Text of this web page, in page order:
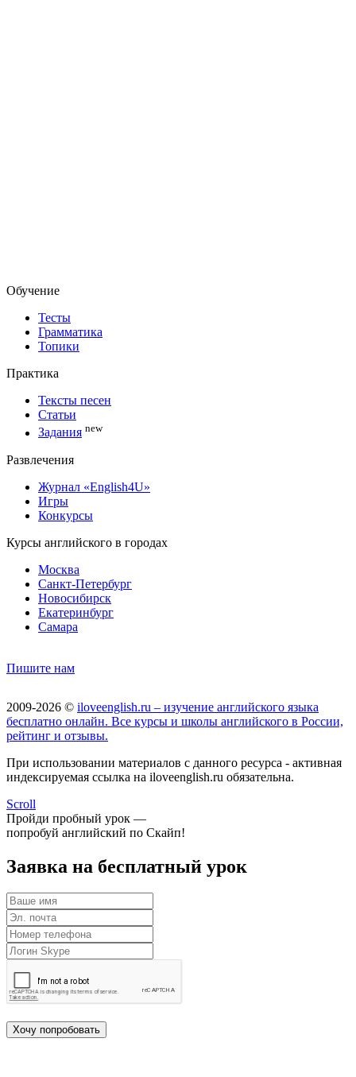
Обучение
Тесты
Грамматика
Топики
Практика
Тексты песен
Статьи
Задания new
Развлечения
Журнал «English4U»
Игры
Конкурсы
Курсы английского в городах
Москва
Санкт-Петербург
Новосибирск
Екатеринбург
Самара
Пишите нам
2009-2026 © iloveenglish.ru – изучение английского языка
бесплатно онлайн. Все курсы и школы английского в России,
рейтинг и отзывы.
При использовании материалов с данного ресурса - активная
индексируемая ссылка на iloveenglish.ru обязательна.
Scroll
Пройди пробный урок —
попробуй английский по Скайп!
Заявка на бесплатный урок